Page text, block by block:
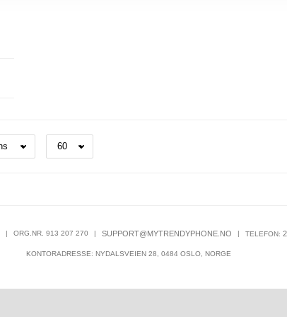
| ORG.NR. 913 207 270 | SUPPORT@MYTRENDYPHONE.NO | TELEFON:
KONTORADRESSE: NYDALSVEIEN 28, 0484 OSLO, NORGE